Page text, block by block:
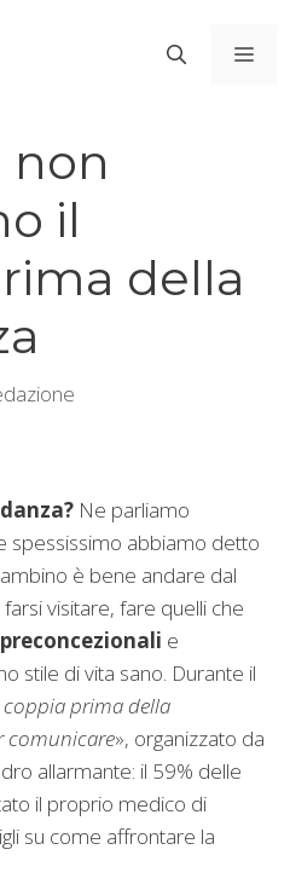
non
il
della
Ne parliamo
spessissimo abbiamo detto
è bene andare dal
visitare, fare quelli che
e
stile di vita sano. Durante il
coppia prima della
comunicare», organizzato da
allarmante: il 59% delle
il proprio medico di
su come affrontare la